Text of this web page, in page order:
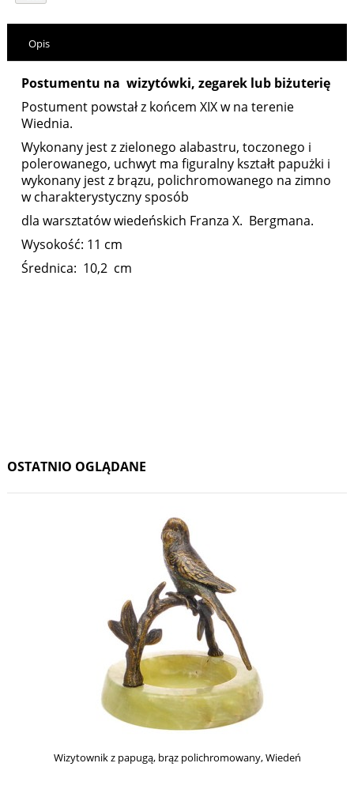
Opis
Postumentu na wizytówki, zegarek lub biżuterię
Postument powstał z końcem XIX w na terenie
Wiednia.
Wykonany jest z zielonego alabastru, toczonego i
polerowanego, uchwyt ma figuralny kształt papużki i
wykonany jest z brązu, polichromowanego na zimno
w charakterystyczny sposób
dla warsztatów wiedeńskich Franza X. Bergmana.
Wysokość: 11 cm
Średnica: 10,2 cm
OSTATNIO OGLĄDANE
Wizytownik z papugą, brąz polichromowany, Wiedeń